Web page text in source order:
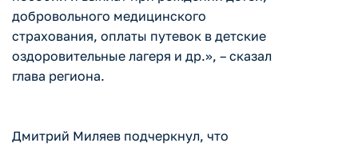
добровольного медицинского
страхования, оплаты путевок в детские
оздоровительные лагеря и др.», – сказал
глава региона.
Дмитрий Миляев подчеркнул, что